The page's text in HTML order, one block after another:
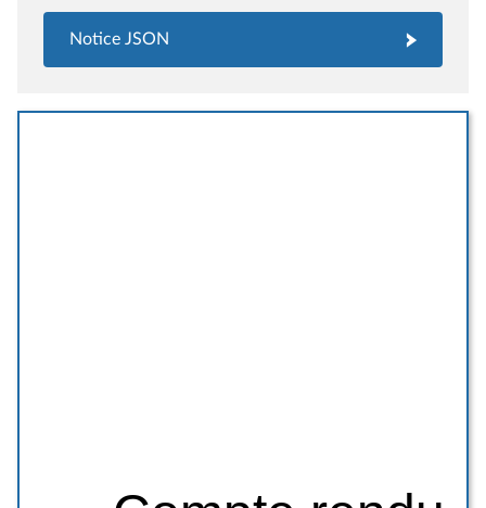
Notice JSON